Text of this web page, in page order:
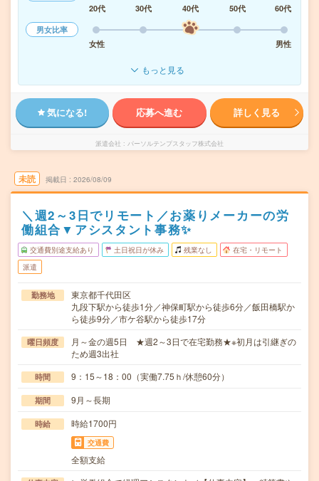
20代
30代 40代 50代
60代
男女比率
女性
男性
もっと見る
気になる! 応募へ進む 詳しく見る
派遣会社 パーソルテンプスタッフ株式会社
未読 掲載日 2026/08/09
＼週2～3日でリモート／お薬りメーカーの労
働組合▼アシスタント事務✨
交通費別途支給あり 土日祝日が休み 残業なし 在宅・リモート
派遣
勤務地
東京都千代田区
九段下駅から徒歩1分／神保町駅から徒歩6分／飯田橋駅か
ら徒歩9分／市ケ谷駅から徒歩17分
曜日頻度
月～金の週5日 ★週2～3日で在宅勤務★※初月は引継ぎの
ため週3出社
時間 9：15～18：00（実働7.75ｈ/休憩60分）
期間 9月～長期
時給 時給1700円
交通費
全額支給